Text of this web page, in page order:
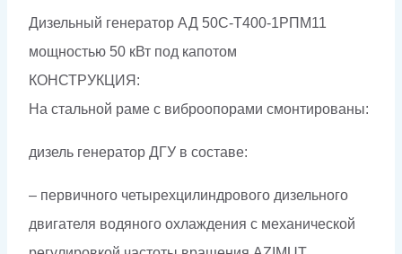
Дизельный генератор АД 50С-Т400-1РПМ11
мощностью 50 кВт под капотом
КОНСТРУКЦИЯ:
На стальной раме с виброопорами смонтированы:
дизель генератор ДГУ в составе:
– первичного четырехцилиндрового дизельного
двигателя водяного охлаждения с механической